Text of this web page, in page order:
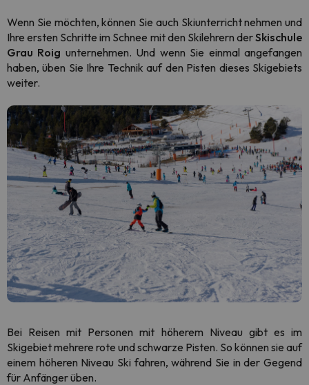
Wenn Sie möchten, können Sie auch Skiunterricht nehmen und
Ihre ersten Schritte im Schnee mit den Skilehrern derSkischule
Grau Roig unternehmen. Und wenn Sie einmal angefangen
haben, üben Sie Ihre Technik auf den Pisten dieses Skigebiets
weiter.
Bei Reisen mit Personen mit höherem Niveau gibt es im
Skigebiet mehrere rote und schwarze Pisten. So können sie auf
einem höheren Niveau Ski fahren, während Sie in der Gegend
für Anfänger üben.